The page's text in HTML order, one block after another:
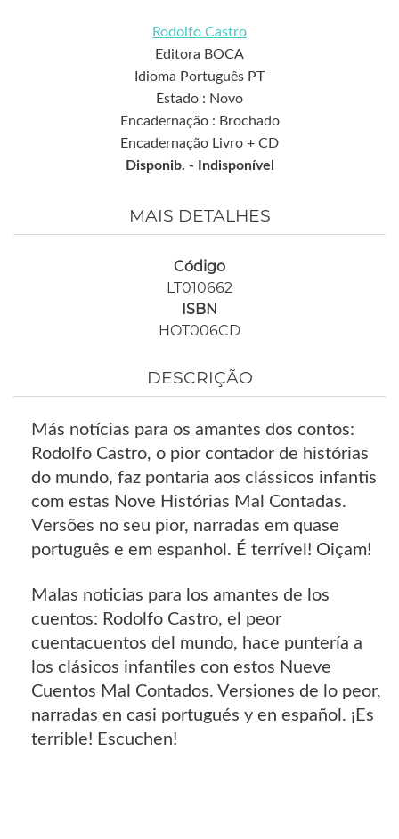
Rodolfo Castro
Editora BOCA
Idioma Português PT
Estado : Novo
Encadernação : Brochado
Encadernação Livro + CD
Disponib. -
Indisponível
MAIS DETALHES
Código
LT010662
ISBN
HOT006CD
DESCRIÇÃO
Más notícias para os amantes dos contos:
Rodolfo Castro, o pior contador de histórias
do mundo, faz pontaria aos clássicos infantis
com estas Nove Histórias Mal Contadas.
Versões no seu pior, narradas em quase
português e em espanhol. É terrível! Oiçam!
Malas noticias para los amantes de los
cuentos: Rodolfo Castro, el peor
cuentacuentos del mundo, hace puntería a
los clásicos infantiles con estos Nueve
Cuentos Mal Contados. Versiones de lo peor,
narradas en casi portugués y en español. ¡Es
terrible! Escuchen!